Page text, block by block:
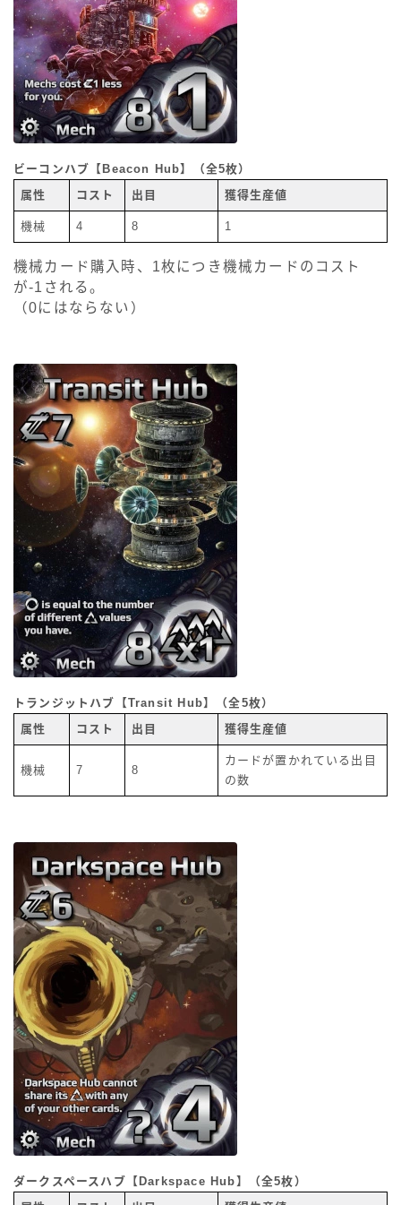
ビーコンハブ【Beacon Hub】（全5枚）
属性
コスト 出目 獲得生産値
機械 4 8 1
機械カード購入時、1枚につき機械カードのコスト
が-1される。
（0にはならない）
トランジットハブ【Transit Hub】（全5枚）
属性
コスト 出目 獲得生産値
機械 7 8
カードが置かれている出目
の数
ダークスペースハブ【Darkspace Hub】（全5枚）